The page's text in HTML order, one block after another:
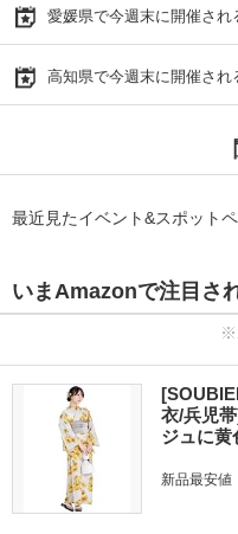
愛媛県で今週末に開催され
高知県で今週末に開催され
最近見たイベント&スポット
いまAmazonで注目さ
衣/兵児
ジュに黄
新品最安値